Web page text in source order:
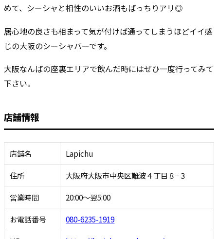
めて、シーシャと相性のいいお酒もばっちりアリ◎
居心地の良さも相まって気が付けば通ってしまうほどイイ感
じの大阪のシーシャバーです。
大阪なんばの座裏エリアで飲んだ時にはぜひ一度行ってみて
下さい。
店舗情報
店舗名 Lapichu
住所 大阪府大阪市中央区難波４丁目８−３
営業時間 20:00～翌5:00
お電話番号 080-6235-1919